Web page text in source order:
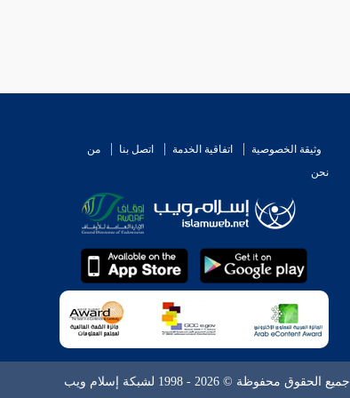
وثيقة الخصوصية اتفاقية الخدمة اتصل بنا
من
نحن
جميع الحقوق محفوظة © 2026 - 1998 لشبكة إسلام ويب